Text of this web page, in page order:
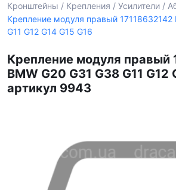
Кронштейны / Крепления / Усилители /
Крепление модуля правый 17118632142
G11 G12 G14 G15 G16
Крепление модуля правый
BMW G20 G31 G38 G11 G12
артикул 9943